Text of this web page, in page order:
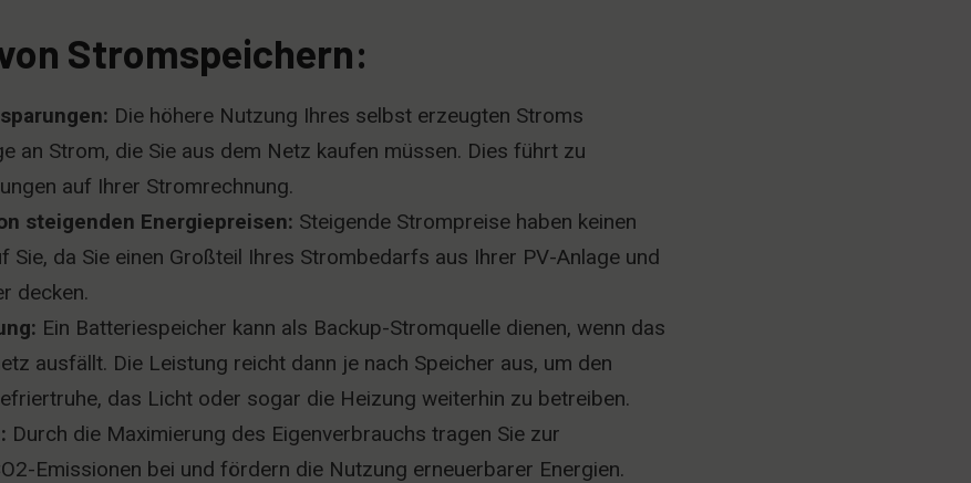
Stromspeichern:
Die höhere Nutzung Ihres selbst erzeugten Stroms
an Strom, die Sie aus dem Netz kaufen müssen. Dies führt zu
auf Ihrer Stromrechnung.
steigenden Energiepreisen: Steigende Strompreise haben keinen
Sie, da Sie einen Großteil Ihres Strombedarfs aus Ihrer PV-Anlage und
decken.
Ein Batteriespeicher kann als Backup-Stromquelle dienen, wenn das
ausfällt. Die Leistung reicht dann je nach Speicher aus, um den
das Licht oder sogar die Heizung weiterhin zu betreiben.
Durch die Maximierung des Eigenverbrauchs tragen Sie zur
Emissionen bei und fördern die Nutzung erneuerbarer Energien.